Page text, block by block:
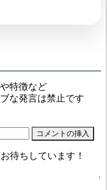
特徴など
な発言は禁止です
待ちしています！
↑